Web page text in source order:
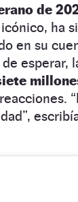
de
ha
en su
esperar,